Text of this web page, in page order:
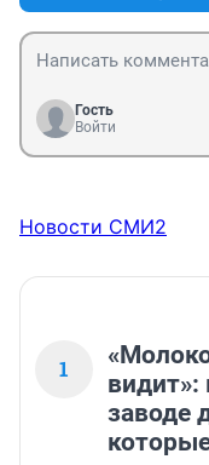
Гость
Войти
Новости СМИ2
1
заводе